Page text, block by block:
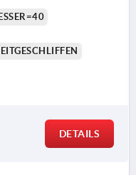
DETAILS